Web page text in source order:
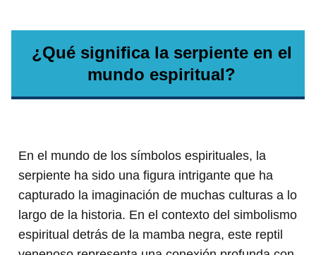
¿Qué significa la serpiente en el
mundo espiritual?
En el mundo de los símbolos espirituales, la
serpiente ha sido una figura intrigante que ha
capturado la imaginación de muchas culturas a lo
largo de la historia. En el contexto del simbolismo
espiritual detrás de la mamba negra, este reptil